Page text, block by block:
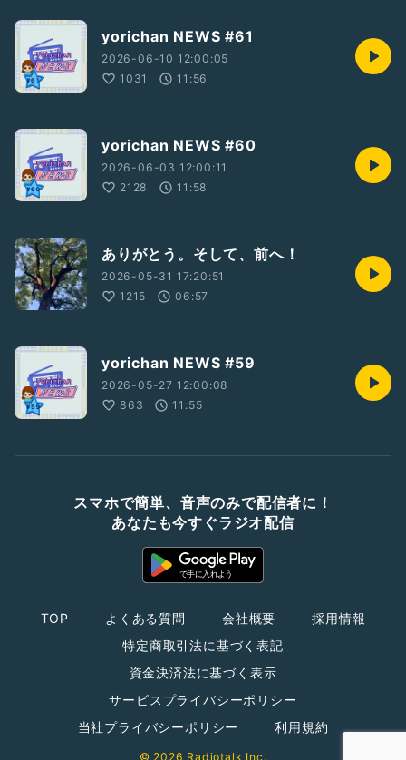
yorichan NEWS #61
2026-06-10 12:00:05
1031
11:56
yorichan NEWS #60
2026-06-03 12:00:11
2128
11:58
ありがとう。そして、前へ！
2026-05-31 17:20:51
1215
06:57
yorichan NEWS #59
2026-05-27 12:00:08
863
11:55
スマホで簡単、音声のみで配信者に！
あなたも今すぐラジオ配信
TOP よくある質問 会社概要
採用情報
特定商取引法に基づく表記
資金決済法に基づく表示
サービスプライバシーポリシー
当社プライバシーポリシー
利用規約
© 2026 Radiotalk Inc.